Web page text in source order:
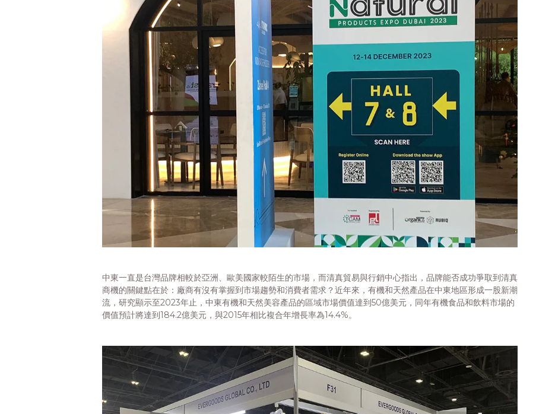
中東一直是台灣品牌相較於亞洲、歐美國家較陌生的市場，而清真貿易與行銷中心指出，品牌能否成功爭取到清真
商機的關鍵點在於：廠商有沒有掌握到市場趨勢和消費者需求？近年來，有機和天然產品在中東地區形成一股新潮
流，研究顯示至2023年止，中東有機和天然美容產品的區域市場價值達到50億美元，同年有機食品和飲料市場的
價值預計將達到184.2億美元，與2015年相比複合年增長率為14.4%。